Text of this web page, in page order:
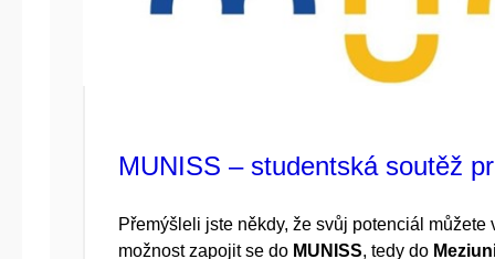
MUNISS – studentská soutěž
Přemýšleli jste někdy, že svůj potenciál
možnost zapojit se do MUNISS, tedy do